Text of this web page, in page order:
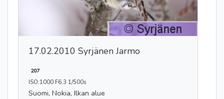
17.02.2010 Syrjänen Jarmo
207
ISO:1000 F6.3 1/500s
Suomi, Nokia, Ilkan alue